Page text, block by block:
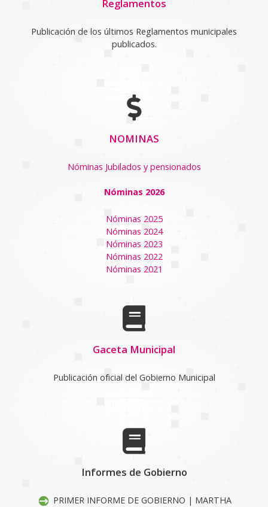
Reglamentos
Publicación de los últimos Reglamentos municipales
publicados.
NOMINAS
Nóminas Jubilados y pensionados
Nóminas 2026
Nóminas 2025
Nóminas 2024
Nóminas 2023
Nóminas 2022
Nóminas 2021
Gaceta Municipal
Publicación oficial del Gobierno Municipal
Informes de Gobierno
PRIMER INFORME DE GOBIERNO | MARTHA